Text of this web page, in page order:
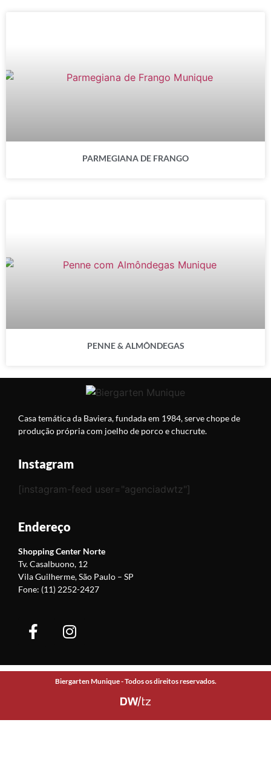
PARMEGIANA DE FRANGO
PENNE & ALMÔNDEGAS
Casa temática da Baviera, fundada em 1984, serve chope de
produção própria com joelho de porco e chucrute.
Instagram
[instagram-feed user="agenciadwtz"]
Endereço
Shopping Center Norte
Tv. Casalbuono, 12
Vila Guilherme, São Paulo – SP
Fone: (11) 2252-2427
Biergarten Munique - Todos os direitos reservados.